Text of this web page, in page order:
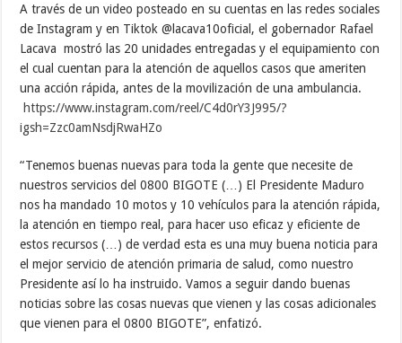
A través de un video posteado en su cuentas en las redes sociales
de Instagram y en Tiktok @lacava10oficial, el gobernador Rafael
Lacava mostró las 20 unidades entregadas y el equipamiento con
el cual cuentan para la atención de aquellos casos que ameriten
una acción rápida, antes de la movilización de una ambulancia.
https://www.instagram.com/reel/C4d0rY3J995/?
igsh=Zzc0amNsdjRwaHZo
“Tenemos buenas nuevas para toda la gente que necesite de
nuestros servicios del 0800 BIGOTE (…) El Presidente Maduro
nos ha mandado 10 motos y 10 vehículos para la atención rápida,
la atención en tiempo real, para hacer uso eficaz y eficiente de
estos recursos (…) de verdad esta es una muy buena noticia para
el mejor servicio de atención primaria de salud, como nuestro
Presidente así lo ha instruido. Vamos a seguir dando buenas
noticias sobre las cosas nuevas que vienen y las cosas adicionales
que vienen para el 0800 BIGOTE”, enfatizó.